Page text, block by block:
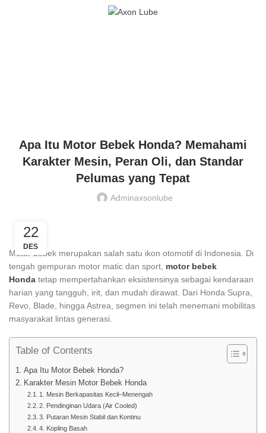
Apa Itu Motor Bebek Honda? Memahami
Karakter Mesin, Peran Oli, dan Standar
Pelumas yang Tepat
Adminaxsonlube
22
DES
Motor bebek merupakan salah satu ikon otomotif di Indonesia. Di
tengah gempuran motor matic dan sport, motor bebek
Honda tetap mempertahankan eksistensinya sebagai kendaraan
harian yang tangguh, irit, dan mudah dirawat. Dari Honda Supra,
Revo, Blade, hingga Astrea, segmen ini telah menemani mobilitas
masyarakat lintas generasi.
Table of Contents
Apa Itu Motor Bebek Honda?
Karakter Mesin Motor Bebek Honda
1. Mesin Berkapasitas Kecil–Menengah
2. Pendinginan Udara (Air Cooled)
3. Putaran Mesin Stabil dan Kontinu
4. Kopling Basah